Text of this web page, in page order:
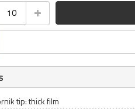
tip: thick film